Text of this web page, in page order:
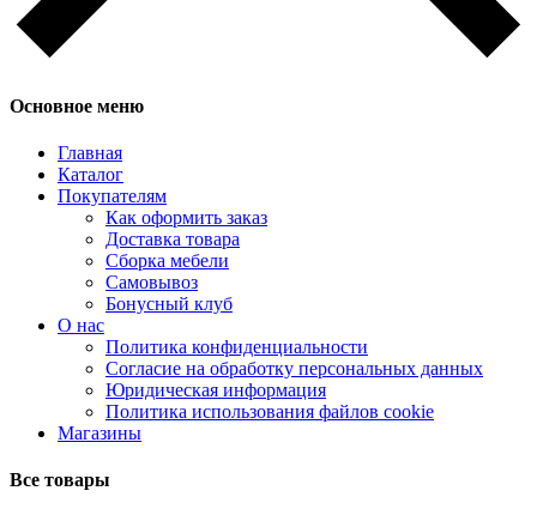
Основное меню
Главная
Каталог
Покупателям
Как оформить заказ
Доставка товара
Сборка мебели
Самовывоз
Бонусный клуб
О нас
Политика конфиденциальности
Согласие на обработку персональных данных
Юридическая информация
Политика использования файлов cookie
Магазины
Все товары